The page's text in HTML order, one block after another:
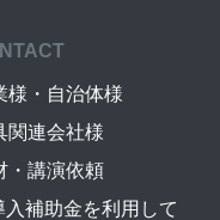
様・自治体様
関連会社様
・講演依頼
入補助金を利用して